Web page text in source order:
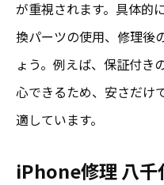
旭市の修理店
口コミ活用で
実際の修理体験
が重視されます。具体的
換パーツの使用、修理後
ょう。例えば、保証付き
心できるため、安さだけ
適しています。
iPhone修理 八千